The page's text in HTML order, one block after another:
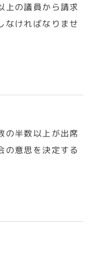
上の議員から請求
なければなりませ
の半数以上が出席
の意思を決定する